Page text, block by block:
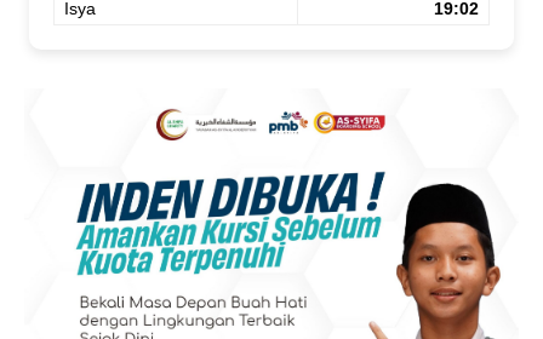
Isya
19:02